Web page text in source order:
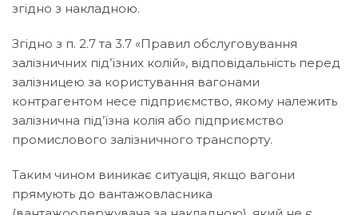
згідно з накладною.
Згідно з п. 2.7 та 3.7 «Правил обслуговування
залізничних під’їзних колій», відповідальність перед
залізницею за користування вагонами
контрагентом несе підприємство, якому належить
залізнична під’їзна колія або підприємство
промислового залізничного транспорту.
Таким чином виникає ситуація, якщо вагони
прямують до вантажовласника